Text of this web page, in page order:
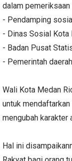
dalam
- Pendamping
- Dinas Sosial Kota
- Badan Pusat
- Pemerintah daerah
Wali Kota Medan
untuk
mengubah karakter
Hal ini